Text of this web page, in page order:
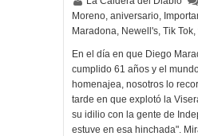
Moreno, aniversario,
Maradona, Newell's, Tik Tok,
En el día en que Diego
cumplido 61 años y el
homenajea, nosotros lo
tarde en que explotó la
su idilio con la gente de
estuve en esa hinchada".